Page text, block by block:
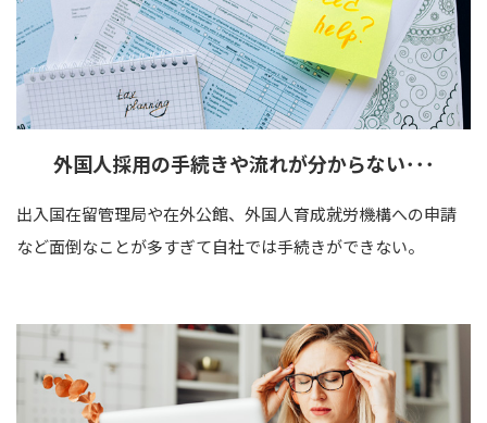
外国人採用の手続きや流れが分からない･･･
出入国在留管理局や在外公館、外国人育成就労機構への申請
など面倒なことが多すぎて自社では手続きができない。